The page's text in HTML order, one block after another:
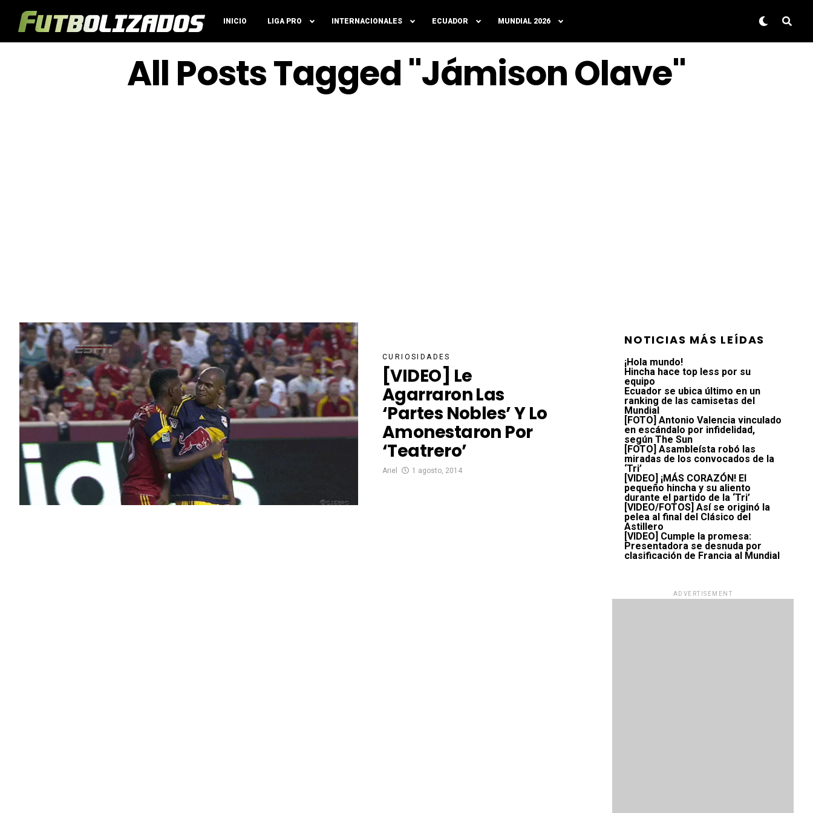
INICIO LIGA PRO INTERNACIONALES ECUADOR MUNDIAL 2026
All Posts Tagged "Jámison Olave"
CURIOSIDADES
[VIDEO] Le
Agarraron Las
‘partes Nobles’ Y Lo
Amonestaron Por
‘teatrero’
Ariel 1 agosto, 2014
NOTICIAS MÁS LEÍDAS
¡Hola mundo!
Hincha hace top less por su
equipo
Ecuador se ubica último en un
ranking de las camisetas del
Mundial
[FOTO] Antonio Valencia vinculado
en escándalo por infidelidad,
según The Sun
[FOTO] Asambleísta robó las
miradas de los convocados de la
‘Tri’
[VIDEO] ¡MÁS CORAZÓN! El
pequeño hincha y su aliento
durante el partido de la ‘Tri’
[VIDEO/FOTOS] Así se originó la
pelea al final del Clásico del
Astillero
[VIDEO] Cumple la promesa:
Presentadora se desnuda por
clasificación de Francia al Mundial
ADVERTISEMENT